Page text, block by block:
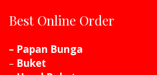
Best Online Order
– Papan Bunga
– Buket